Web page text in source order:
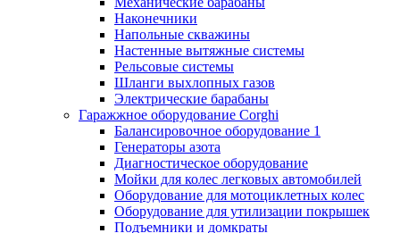
Наконечники
Напольные скважины
Настенные вытяжные системы
Рельсовые системы
Шланги выхлопных газов
Электрические барабаны
Гаражжное оборудование Corghi
Балансировочное оборудование 1
Генераторы азота
Диагностическое оборудование
Мойки для колес легковых автомобилей
Оборудование для мотоциклетных колес
Оборудование для утилизации покрышек
Подъемники и домкраты